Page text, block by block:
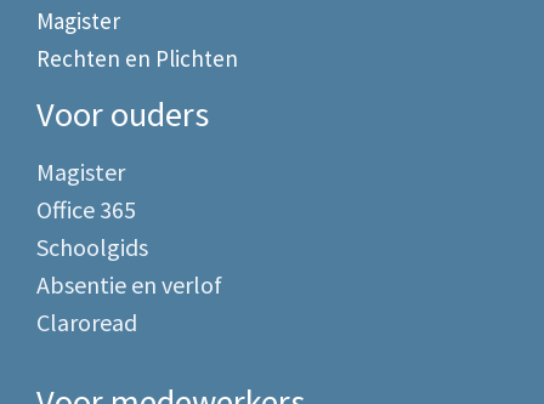
Magister
Rechten en Plichten
Voor ouders
Magister
Office 365
Schoolgids
Absentie en verlof
Claroread